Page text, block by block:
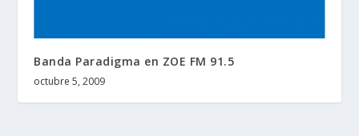
Banda Paradigma en ZOE FM 91.5
octubre 5, 2009